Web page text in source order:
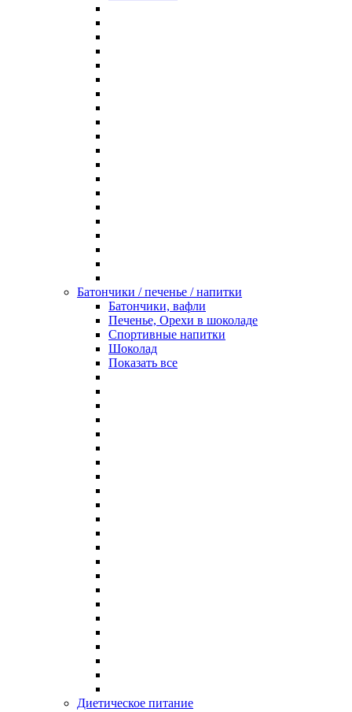
Батончики / печенье / напитки
Батончики, вафли
Печенье, Орехи в шоколаде
Спортивные напитки
Шоколад
Показать все
Диетическое питание